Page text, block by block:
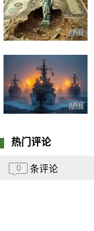
热门评论
0 条评论